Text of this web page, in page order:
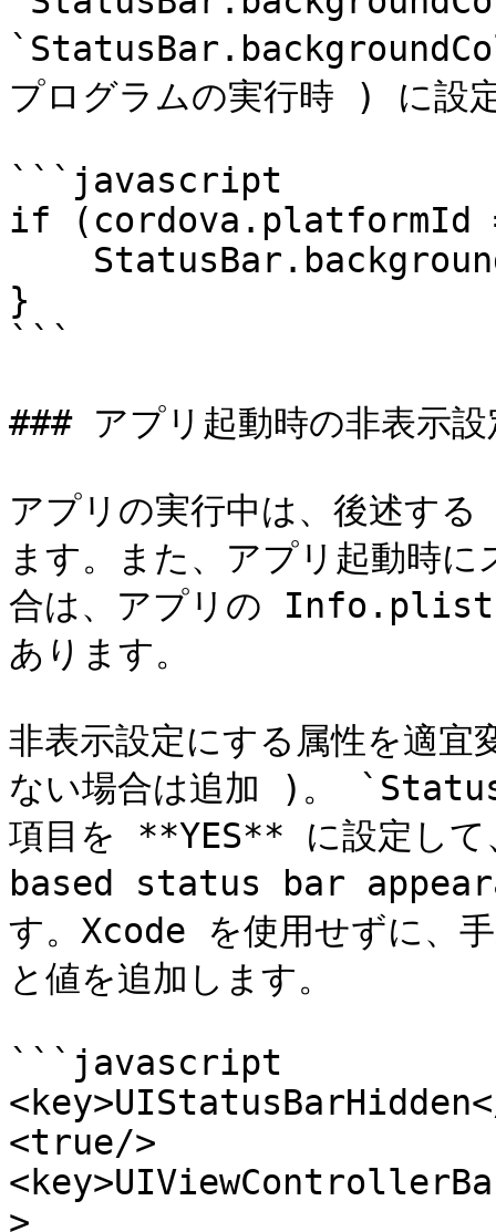
プログラムの実行時 ) に設
```javascript
if
}
```
### アプリ起動時の非表示設
アプリの実行中は、後述
ます。また、アプリ起動時
合は、アプリの Info.plist
あります。
非表示設定にする属性を適
ない場合は追加 )。
項目を **YES** に設定
based status bar
す。Xcode を使用せずに、
と値を追加します。
```javascript
<true/>
>